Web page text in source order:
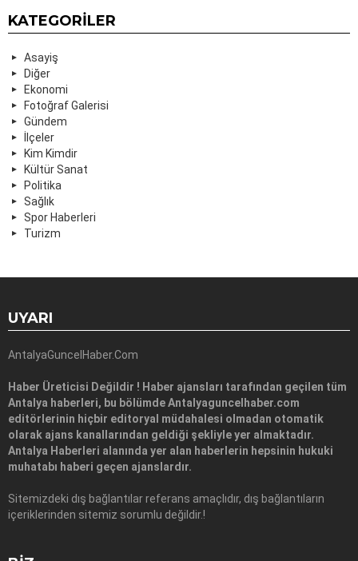
KATEGORILER
Asayiş
Diğer
Ekonomi
Fotoğraf Galerisi
Gündem
İlçeler
Kim Kimdir
Kültür Sanat
Politika
Sağlık
Spor Haberleri
Turizm
UYARI
AntalyaGuncelHaber.Com
Haber Üreticisi Değildir ! Haber ajansları tarafından geçilen tüm
Antalya haberleri, bu bölümde Antalyaguncelhaber.com
editörlerinin hiçbir editoryal müdahalesi olmadan otomatik
olarak ajans kanallarından geldiği şekliyle yer almaktadır.
Antalya Haberleri alanında yer alan haberlerin hepsinin hukuki
muhatabı haberi geçen ajanslardır.
Sitemizdeki dış bağlantılar referans amaçlıdır, dış bağlantıların
içeriklerinden sitemiz sorumlu değildir.!